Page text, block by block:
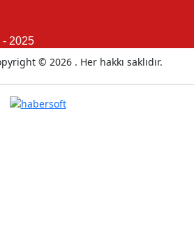
- 2025
© 2026 . Her hakkı saklıdır.